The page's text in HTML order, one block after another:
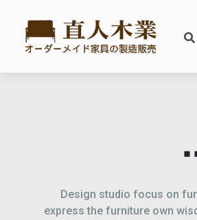
Design studio focus on
express the furniture own